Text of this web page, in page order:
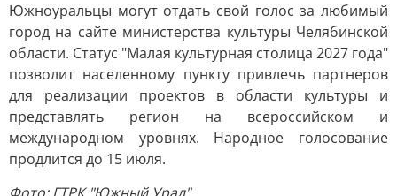
Южноуральцы могут отдать свой голос за любимый
город на сайте министерства культуры Челябинской
области. Статус "Малая культурная столица 2027 года"
позволит населенному пункту привлечь партнеров
для реализации проектов в области культуры и
представлять регион на всероссийском и
международном уровнях. Народное голосование
продлится до 15 июля.